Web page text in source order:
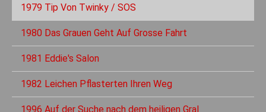
1979 Tip Von Twinky / SOS
1980 Das Grauen Geht Auf Grosse Fahrt
1981 Eddie's Salon
1982 Leichen Pflasterten Ihren Weg
1996 Auf der Suche nach dem heiligen Gral